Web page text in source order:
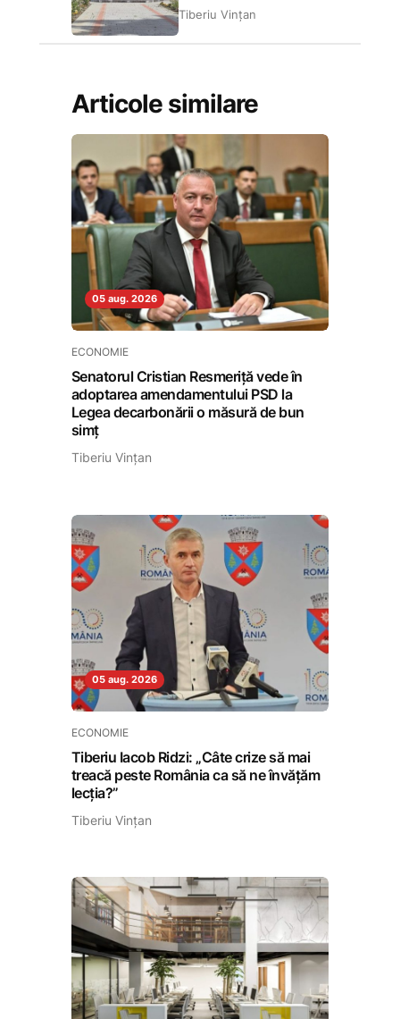
Tiberiu Vințan
Articole similare
05 aug. 2026
ECONOMIE
Senatorul Cristian Resmeriță vede în
adoptarea amendamentului PSD la
Legea decarbonării o măsură de bun
simț
Tiberiu Vințan
05 aug. 2026
ECONOMIE
Tiberiu Iacob Ridzi: „Câte crize să mai
treacă peste România ca să ne învățăm
lecția?”
Tiberiu Vințan